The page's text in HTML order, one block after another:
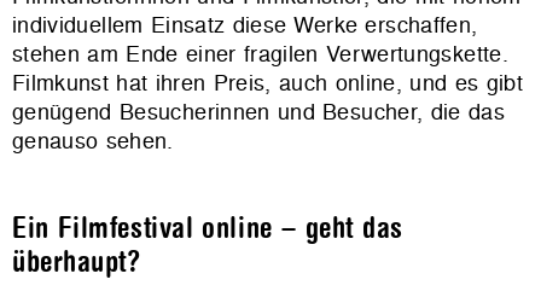
individuellem Einsatz diese Werke erschaffen,
stehen am Ende einer fragilen Verwertungskette.
Filmkunst hat ihren Preis, auch online, und es gibt
genügend Besucherinnen und Besucher, die das
genauso sehen.
Ein Filmfestival online – geht das
überhaupt?